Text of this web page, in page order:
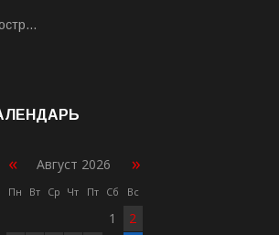
« Август 2026 »
Пн Вт Ср Чт Пт Сб Вс
1
2